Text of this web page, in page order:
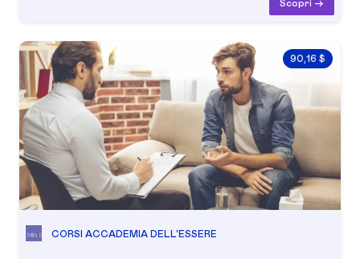
Scopri ->
90,16 $
CORSI ACCADEMIA DELL'ESSERE